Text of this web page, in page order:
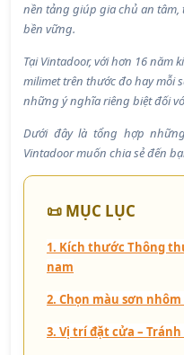
nền tảng giúp gia chủ an
bền vững.
Tại Vintadoor, với hơn 16
milimet trên thước đo hay mỗi
những ý nghĩa riêng biệt đối
Dưới đây là tổng hợp
Vintadoor muốn chia sẻ đến
📜 MỤC LỤC
1. Kích thước Thông
nam
2. Chọn màu sơn
3. Vị trí đặt cửa –